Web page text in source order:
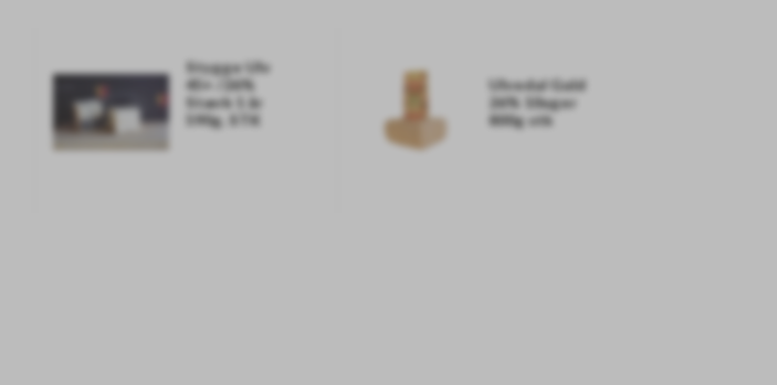
Stygge Ulv
45+ /26%
Stærk 1 år
590g. STK
Ulvedal Guld
26% 10uger
800g stk